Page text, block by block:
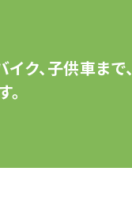
ク、子供車まで、